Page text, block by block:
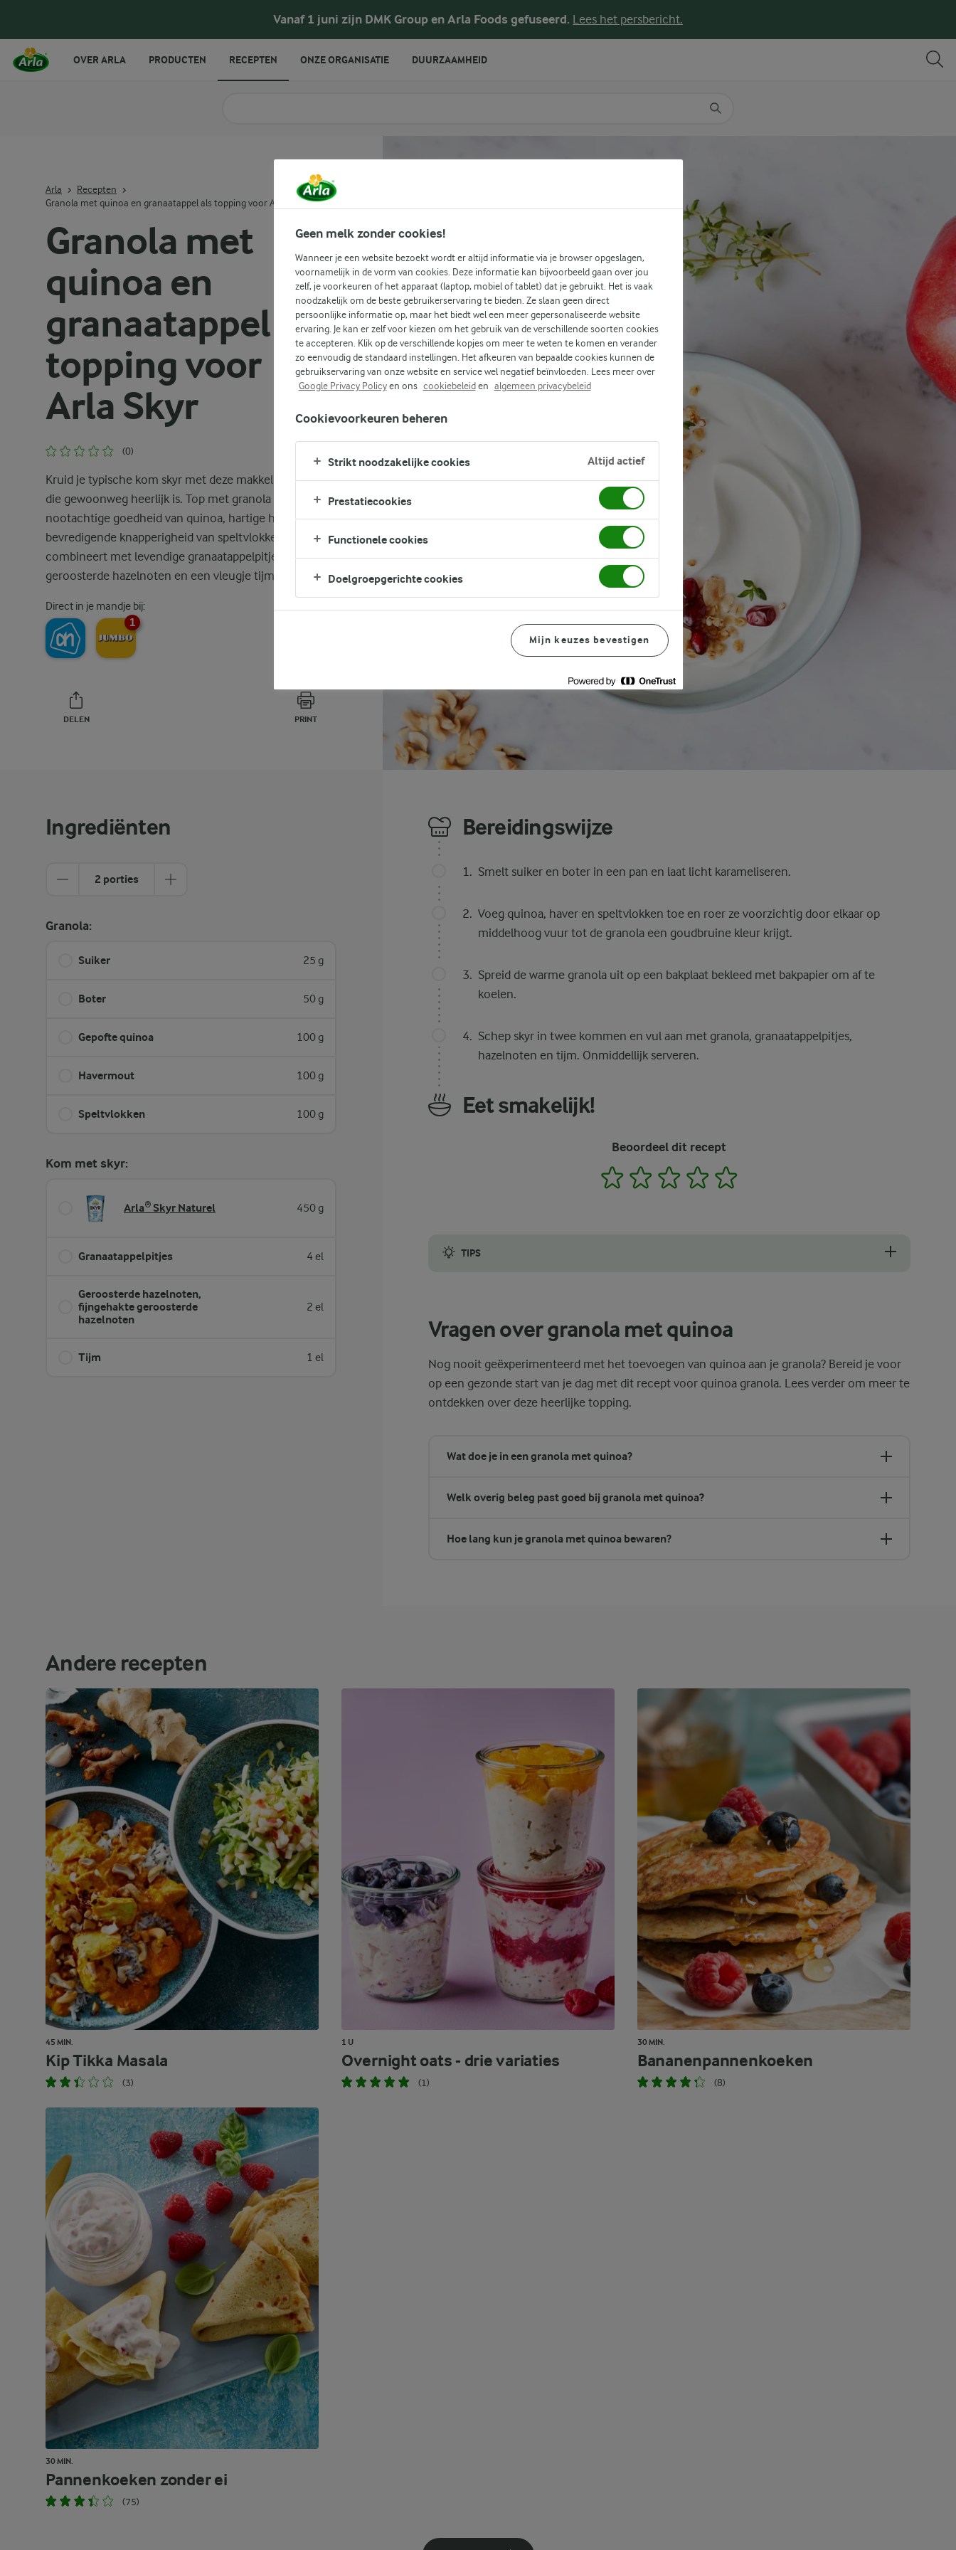
Vanaf 1 juni zijn DMK Group en Arla Foods gefuseerd. Lees het persbericht.
Granola met
quinoa en
granaatappel als
topping voor
Arla Skyr
(0)
Kruid je typische kom skyr met deze makkelijke topping
die gewoonweg heerlijk is. Top met granola die de
nootachtige goedheid van quinoa, hartige haver en de
bevredigende knapperigheid van speltvlokken
combineert met levendige granaatappelpitjes,
geroosterde hazelnoten en een vleugje tijm.
Direct in je mandje bij:
1
DELEN PRINT
Arla
Recepten
Granola met quinoa en granaatappel als topping voor Arla Skyr
Ingrediënten
2 porties
Granola:
Suiker 25 g
Boter 50 g
Gepofte quinoa 100 g
Havermout 100 g
Speltvlokken 100 g
Kom met skyr:
Arla® Skyr Naturel 450 g
Granaatappelpitjes 4 el
Geroosterde hazelnoten,
fijngehakte geroosterde
hazelnoten
2 el
Tijm 1 el
Bereidingswijze
Smelt suiker en boter in een pan en laat licht karameliseren.
Voeg quinoa, haver en speltvlokken toe en roer ze voorzichtig door elkaar op
middelhoog vuur tot de granola een goudbruine kleur krijgt.
Spreid de warme granola uit op een bakplaat bekleed met bakpapier om af te
koelen.
Schep skyr in twee kommen en vul aan met granola, granaatappelpitjes,
hazelnoten en tijm. Onmiddellijk serveren.
Eet smakelijk!
Beoordeel dit recept
1 2 3 4
TIPS
Vragen over granola met quinoa
Nog nooit geëxperimenteerd met het toevoegen van quinoa aan je granola? Bereid je voor
op een gezonde start van je dag met dit recept voor quinoa granola. Lees verder om meer te
ontdekken over deze heerlijke topping.
Wat doe je in een granola met quinoa?
Welk overig beleg past goed bij granola met quinoa?
Hoe lang kun je granola met quinoa bewaren?
Andere recepten
45 MIN.
Kip Tikka Masala
(3)
1 U
Overnight oats - drie variaties
(1)
30 MIN.
Bananenpannenkoeken
(8)
30 MIN.
Pannenkoeken zonder ei
(75)
OVER ARLA PRODUCTEN RECEPTEN ONZE ORGANISATIE DUURZAAMHEID
Geen melk zonder cookies!
Wanneer je een website bezoekt wordt er altijd informatie via je browser opgeslagen,
voornamelijk in de vorm van cookies. Deze informatie kan bijvoorbeeld gaan over jou
zelf, je voorkeuren of het apparaat (laptop, mobiel of tablet) dat je gebruikt. Het is vaak
noodzakelijk om de beste gebruikerservaring te bieden. Ze slaan geen direct
persoonlijke informatie op, maar het biedt wel een meer gepersonaliseerde website
ervaring. Je kan er zelf voor kiezen om het gebruik van de verschillende soorten cookies
te accepteren. Klik op de verschillende kopjes om meer te weten te komen en verander
zo eenvoudig de standaard instellingen. Het afkeuren van bepaalde cookies kunnen de
gebruikservaring van onze website en service wel negatief beïnvloeden. Lees meer over
Google Privacy Policyen ons cookiebeleiden algemeen privacybeleid
Cookievoorkeuren beheren
Strikt noodzakelijke cookies Altijd actief
Prestatiecookies
Functionele cookies
Doelgroepgerichte cookies
Mijn keuzes bevestigen